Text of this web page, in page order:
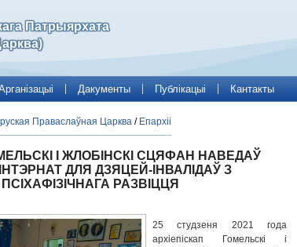
Патрыярхата
Дакументы Публікацыі Кантакты
Праваслаўная Царква / Епархіі
І ЖЛОБІНСКІ СЦЯФАН НАВЕДАЎ
ДЛЯ ДЗЯЦЕЙ-ІНВАЛІДАЎ З
РАЗВІЦЦЯ
25 студзеня 2021 года
архіепіскап Гомельскі і